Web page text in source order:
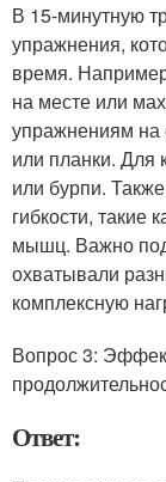
В 15-минутную
упражнения,
время.
на месте или
упражнениям на
или планки. Для
или бурпи.
гибкости, такие
мышц. Важно
охватывали
комплексную
Вопрос 3:
Ответ: